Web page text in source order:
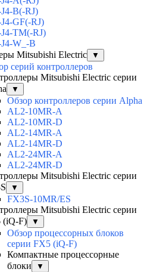
B(-RJ)
GF(-RJ)
TM(-RJ)
W_-B
Mitsubishi Electric
▼
серий контроллеров
Mitsubishi Electric серии
▼
Обзор контроллеров серии Alpha
AL2-10MR-A
AL2-10MR-D
AL2-14MR-A
AL2-14MR-D
AL2-24MR-A
AL2-24MR-D
Mitsubishi Electric серии
▼
FX3S-10MR/ES
Mitsubishi Electric серии
(iQ-F)
▼
Обзор процессорных блоков
серии FX5 (iQ-F)
Компактные процессорные
блоки
▼